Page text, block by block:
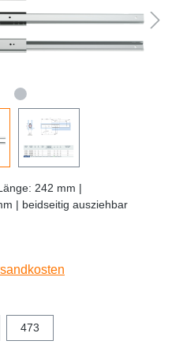
242 mm |
| beidseitig ausziehbar
473